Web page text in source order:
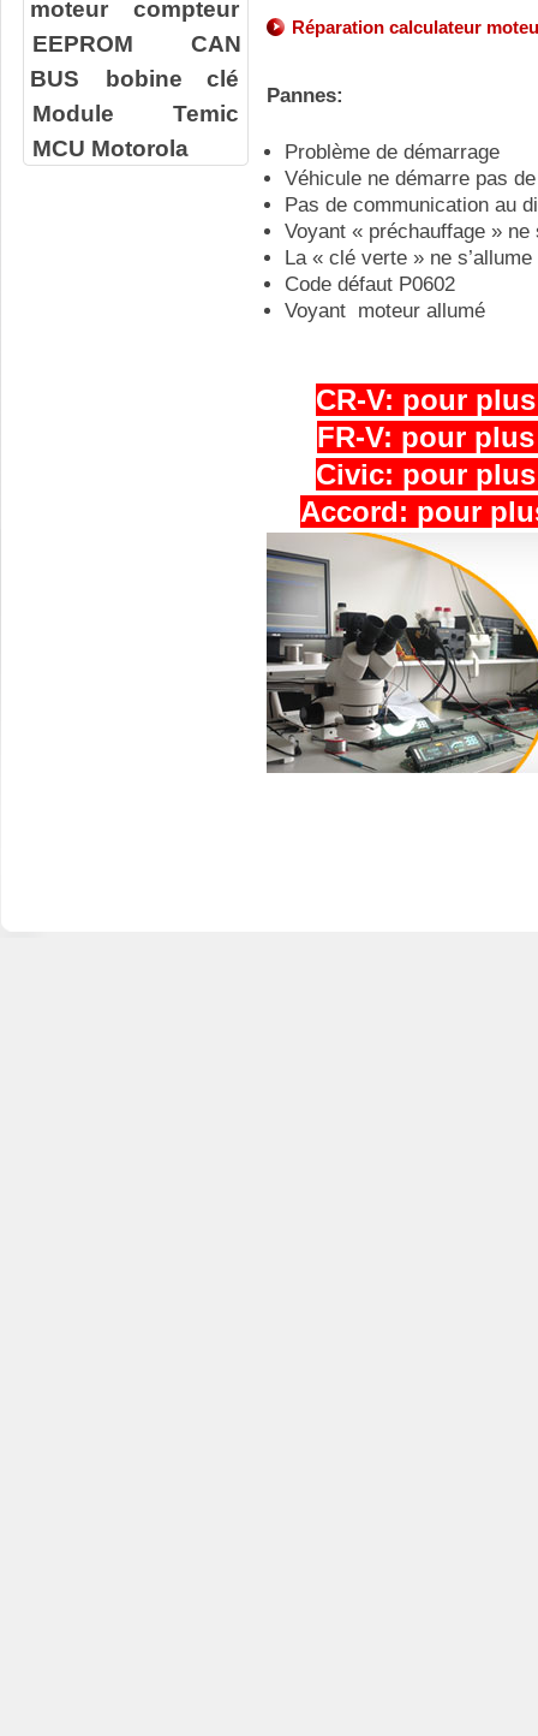
moteur compteur
EEPROM
CAN
BUS
bobine clé
Module Temic
MCU Motorola
Réparation calculateur
Pannes:
Problème de démarrage
Véhicule ne démarre pas
Pas de communication au
Voyant « préchauffage » ne
La « clé verte » ne
Code défaut P0602
Voyant moteur allumé
CR-V: pour
FR-V: pour
Civic: pour
Accord: pour